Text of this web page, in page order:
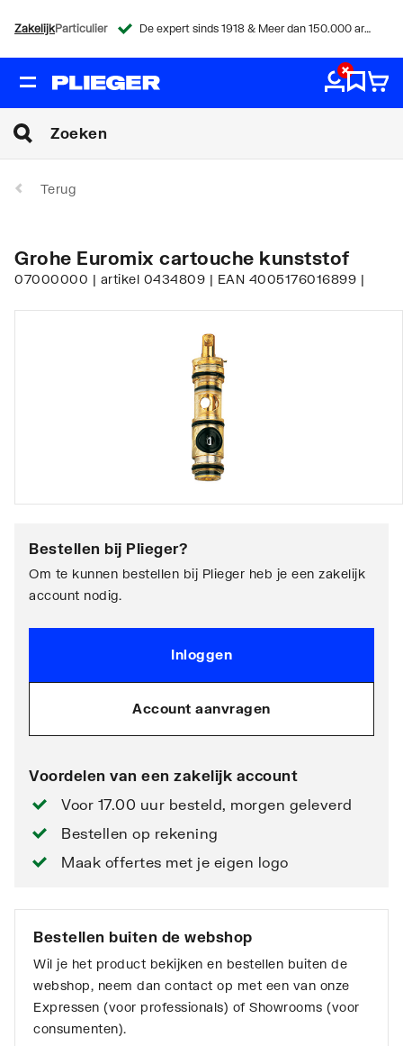
ZakelijkParticulier De expert sinds 1918 & Meer dan 150.000 artikelen
Terug
Grohe Euromix cartouche kunststof
07000000 | artikel 0434809 | EAN 4005176016899 |
Bestellen bij Plieger?
Om te kunnen bestellen bij Plieger heb je een zakelijk
account nodig.
Inloggen
Account aanvragen
Voordelen van een zakelijk account
Voor 17.00 uur besteld, morgen geleverd
Bestellen op rekening
Maak offertes met je eigen logo
Bestellen buiten de webshop
Wil je het product bekijken en bestellen buiten de
webshop, neem dan contact op met een van onze
Expressen (voor professionals) of Showrooms (voor
consumenten).